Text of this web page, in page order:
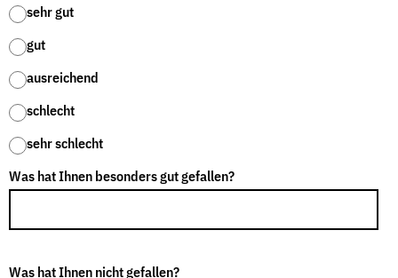
sehr gut
gut
ausreichend
schlecht
sehr schlecht
Was hat Ihnen besonders gut gefallen?
Was hat Ihnen nicht gefallen?